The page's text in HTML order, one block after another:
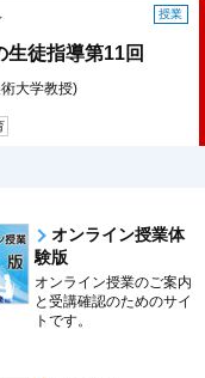
授業
生徒指導第11回
大学教授)
オンライン授業体
験版
オンライン授業のご案内
と受講確認のためのサイ
トです。